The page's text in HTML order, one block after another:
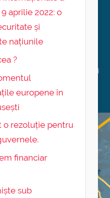
aprilie 2022: o
și
națiunile
?
europene în
o rezoluție pentru
financiar
sub